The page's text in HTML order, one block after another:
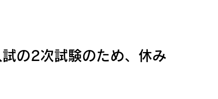
の2次試験のため、休み